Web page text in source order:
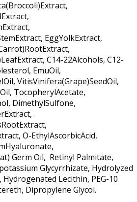
EggYolkExtract,
C14-22Alcohols, C12-
EmuOil,
VitisVinifera(Grape)SeedOil,
TocopherylAcetate,
DimethylSulfone,
O-EthylAscorbicAcid,
Germ Oil, Retinyl Palmitate,
Glycyrrhizate, Hydrolyzed
Lecithin, PEG-10
Dipropylene Glycol.